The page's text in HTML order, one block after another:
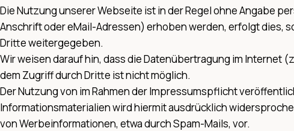
Die Nutzung unserer Webseite ist in der Regel ohne Angabe
Anschrift oder eMail-Adressen) erhoben werden, erfolgt dies,
Dritte weitergegeben.
Wir weisen darauf hin, dass die Datenübertragung im Internet
dem Zugriff durch Dritte ist nicht möglich.
Der Nutzung von im Rahmen der Impressumspflicht
Informationsmaterialien wird hiermit ausdrücklich
von Werbeinformationen, etwa durch Spam-Mails, vor.